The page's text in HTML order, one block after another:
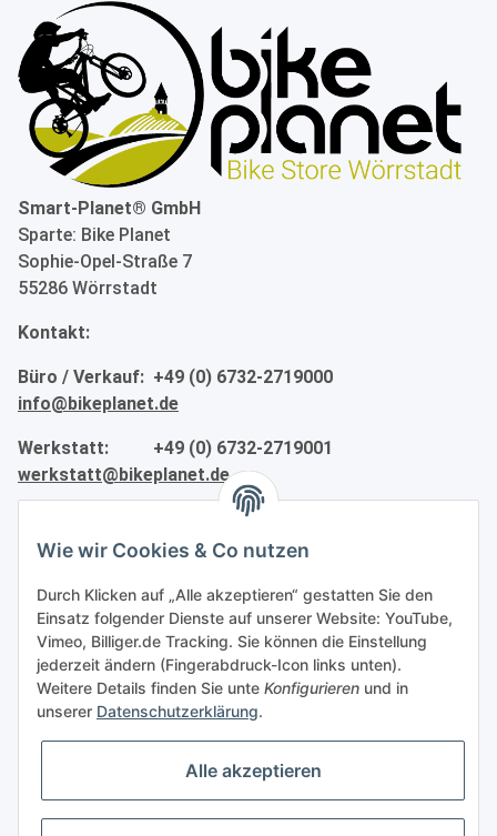
Smart-Planet® GmbH
Sparte: Bike Planet
Sophie-Opel-Straße 7
55286 Wörrstadt
Kontakt:
Büro / Verkauf: +49 (0) 6732-2719000
info@bikeplanet.de
Werkstatt: +49 (0) 6732-2719001
werkstatt@bikeplanet.de
Partner
Vertrag widerrufen
Wie wir Cookies & Co nutzen
Durch Klicken auf „Alle akzeptieren“ gestatten Sie den
Einsatz folgender Dienste auf unserer Website: YouTube,
Vimeo, Billiger.de Tracking. Sie können die Einstellung
jederzeit ändern (Fingerabdruck-Icon links unten).
Weitere Details finden Sie unte Konfigurieren und in
unserer Datenschutzerklärung.
Alle akzeptieren